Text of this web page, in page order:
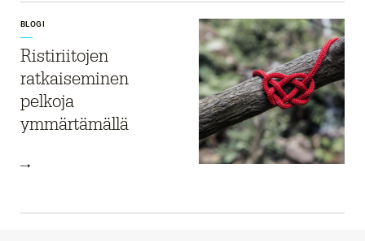
BLOGI
Ristiriitojen
ratkaiseminen
pelkoja
ymmärtämällä